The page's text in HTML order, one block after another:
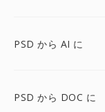
PSD から AI に
PSD から DOC に